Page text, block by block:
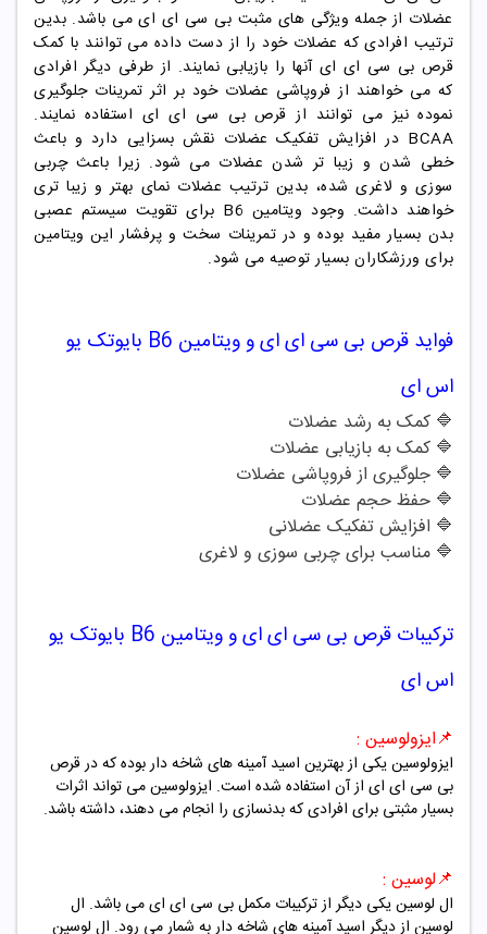
عضلات از جمله ویژگی های مثبت بی سی ای ای می باشد. بدین
ترتیب افرادی که عضلات خود را از دست داده می توانند با کمک
قرص بی سی ای ای آنها را بازیابی نمایند. از طرفی دیگر افرادی
که می خواهند از فروپاشی عضلات خود بر اثر تمرینات جلوگیری
نموده نیز می توانند از قرص بی سی ای ای استفاده نمایند.
BCAA در افزایش تفکیک عضلات نقش بسزایی دارد و باعث
خطی شدن و زیبا تر شدن عضلات می شود. زیرا باعث چربی
سوزی و لاغری شده، بدین ترتیب عضلات نمای بهتر و زیبا تری
خواهند داشت. وجود ویتامین B6 برای تقویت سیستم عصبی
بدن بسیار مفید بوده و در تمرینات سخت و پرفشار این ویتامین
برای ورزشکاران بسیار توصیه می شود.
فواید قرص
بی سی ای ای و ویتامین B6 بایوتک یو
اس ای
🔷 کمک به رشد عضلات
🔷 کمک به بازیابی عضلات
🔷 جلوگیری از فروپاشی عضلات
🔷 حفظ حجم عضلات
🔷 افزایش تفکیک عضلانی
🔷 مناسب برای چربی سوزی و لاغری
ترکیبات قرص
بی سی ای ای و ویتامین B6 بایوتک یو
اس ای
📌ایزولوسین :
ایزولوسین یکی از بهترین اسید آمینه های شاخه دار بوده که در قرص
بی سی ای ای از آن استفاده شده است. ایزولوسین می تواند اثرات
بسیار مثبتی برای افرادی که بدنسازی را انجام می دهند، داشته باشد.
📌لوسین :
ال لوسین یکی دیگر از ترکیبات مکمل بی سی ای ای می باشد. ال
لوسین از دیگر اسید آمینه های شاخه دار به شمار می رود. ال لوسین